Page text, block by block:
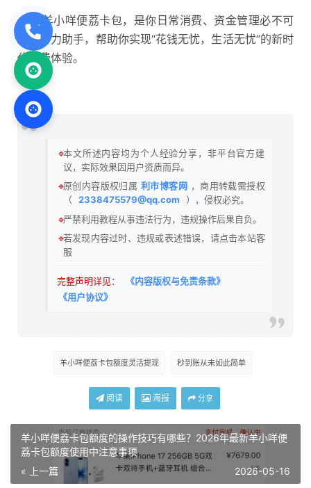
羊小咩便荔卡包，是你日常消费、资金管理必不可
少的得力助手，帮助你实现“花钱无忧，生活无忧”的新时
代消费体验。
🔹本文所述内容均为个人经验分享，非平台官方建
议，实际效果因用户资质而异。
🔹原创内容版权归属 利市博客网 ，商用转载需授权
（
2338475579@qq.com
），侵权必究。
🔹严禁利用教程从事违法行为，违规操作后果自负。
🔹若发现内容过时、违规或表述错误，请点击本站客
服
完整声明详见：
《内容版权与免责条款》
《用户协议》
羊小咩便荔卡包额度灵活提现 秒到账从未如此简单
阅读 海报 分享
羊小咩便荔卡包额度的操作技巧有哪些？2026年最新羊小咩便
荔卡包额度使用中注意事项
« 上一篇
2026-05-16